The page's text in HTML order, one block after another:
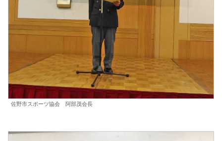
佐野市スポーツ協会 阿部茂会長